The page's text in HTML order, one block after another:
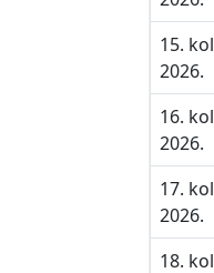
15. kol
2026.
16. kol
2026.
17. kol
2026.
18. kol